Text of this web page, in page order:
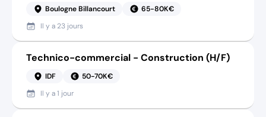
Boulogne Billancourt
65-80K€
Il y a 23 jours
Technico-commercial - Construction (H/F)
IDF
50-70K€
Il y a1 jour